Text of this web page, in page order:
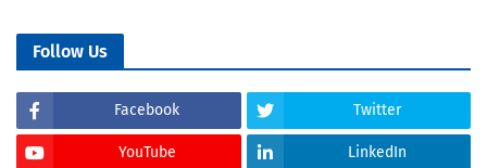
Follow Us
Facebook Twitter
YouTube LinkedIn